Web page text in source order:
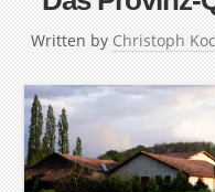
Written by Christoph